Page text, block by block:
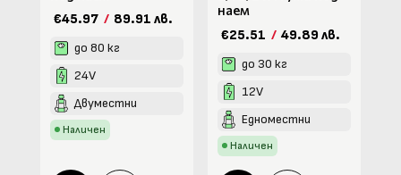
€45.97 / 89.91 лв.
до 80 кг
24V
Двуместни
Наличен
наем
€25.51 / 49.89 лв.
до 30 кг
12V
Едноместни
Наличен